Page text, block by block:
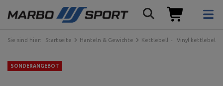
Sie sind hier: Startseite Hanteln & Gewichte Kettlebell Vinyl kettlebell
SONDERANGEBOT